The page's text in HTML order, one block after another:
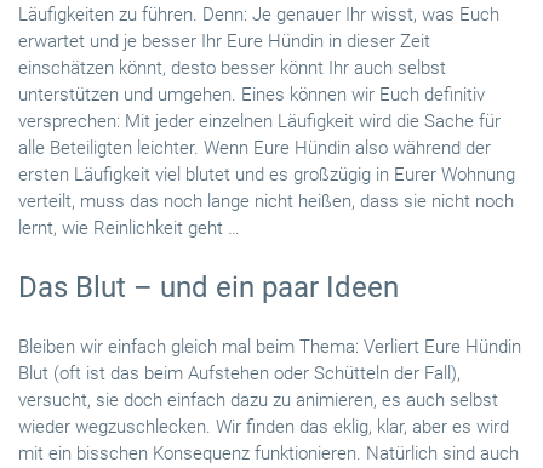
Läufigkeiten zu führen. Denn: Je genauer Ihr wisst, was Euch
erwartet und je besser Ihr Eure Hündin in dieser Zeit
einschätzen könnt, desto besser könnt Ihr auch selbst
unterstützen und umgehen. Eines können wir Euch definitiv
versprechen: Mit jeder einzelnen Läufigkeit wird die Sache für
alle Beteiligten leichter. Wenn Eure Hündin also während der
ersten Läufigkeit viel blutet und es großzügig in Eurer Wohnung
verteilt, muss das noch lange nicht heißen, dass sie nicht noch
lernt, wie Reinlichkeit geht …
Das Blut – und ein paar Ideen
Bleiben wir einfach gleich mal beim Thema: Verliert Eure Hündin
Blut (oft ist das beim Aufstehen oder Schütteln der Fall),
versucht, sie doch einfach dazu zu animieren, es auch selbst
wieder wegzuschlecken. Wir finden das eklig, klar, aber es wird
mit ein bisschen Konsequenz funktionieren. Natürlich sind auch